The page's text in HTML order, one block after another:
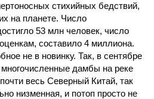
стихийных бедствий,
на планете. Число
53 млн человек, число
составило 4 миллиона.
не в новинку. Так, в сентябре
дамбы на реке
весь Северный Китай, так
низменная, и потоп просто не